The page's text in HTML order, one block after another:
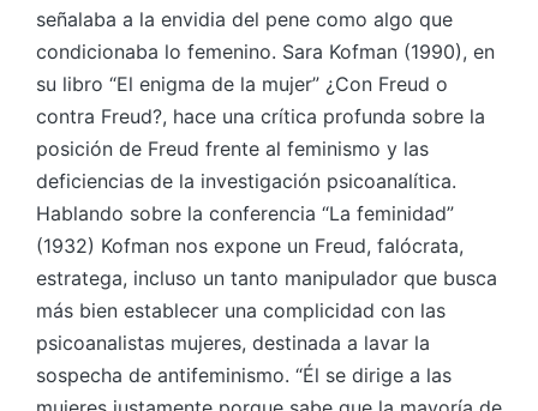
señalaba a la envidia del pene como algo que
condicionaba lo femenino. Sara Kofman (1990), en
su libro “El enigma de la mujer” ¿Con Freud o
contra Freud?, hace una crítica profunda sobre la
posición de Freud frente al feminismo y las
deficiencias de la investigación psicoanalítica.
Hablando sobre la conferencia “La feminidad”
(1932) Kofman nos expone un Freud, falócrata,
estratega, incluso un tanto manipulador que busca
más bien establecer una complicidad con las
psicoanalistas mujeres, destinada a lavar la
sospecha de antifeminismo. “Él se dirige a las